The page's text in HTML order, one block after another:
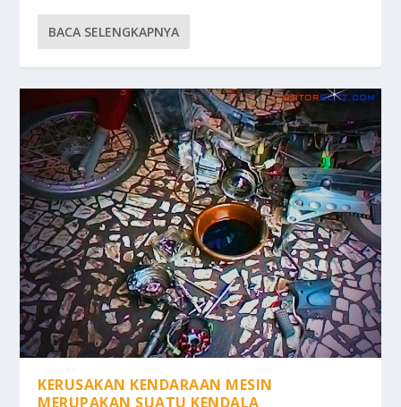
BACA SELENGKAPNYA
KERUSAKAN KENDARAAN MESIN
MERUPAKAN SUATU KENDALA